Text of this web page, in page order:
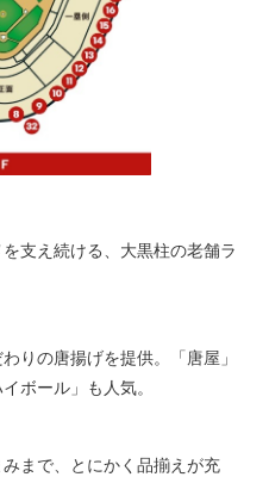
支え続ける、大黒柱の老舗ラ
りの唐揚げを提供。「唐屋」
ボール」も人気。
まで、とにかく品揃えが充